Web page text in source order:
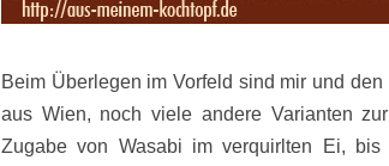
Beim Überlegen im Vorfeld sind mir und
aus Wien, noch viele andere Varianten
Zugabe von Wasabi im verquirlten Ei,